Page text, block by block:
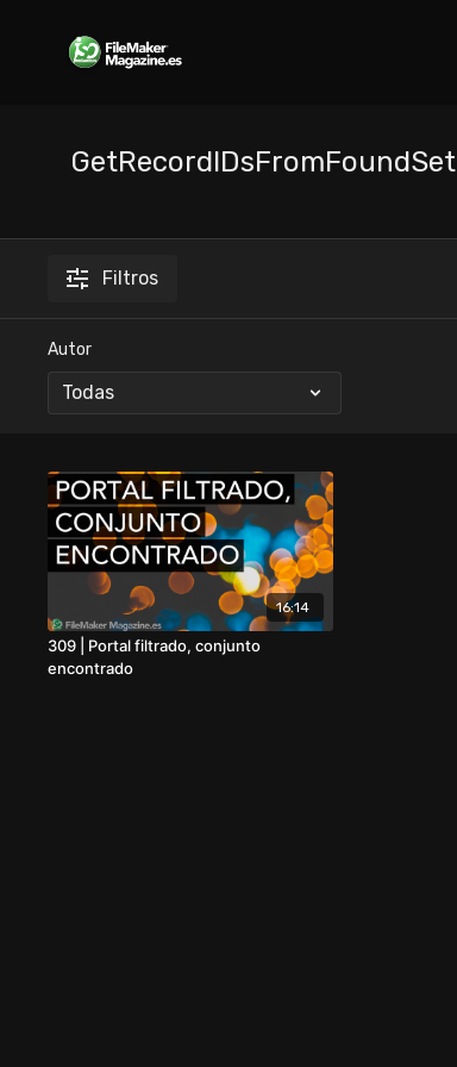
GetRecordIDsFromFoundSet
Filtros
Autor
16:14
309 | Portal filtrado, conjunto
encontrado